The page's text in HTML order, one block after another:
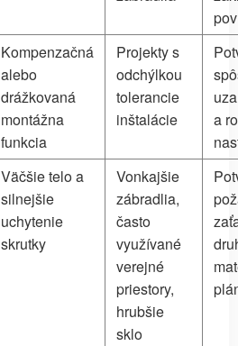
Kompenzačná
alebo
drážkovaná
montážna
funkcia
Projekty s
odchýlkou
tolerancie
inštalácie
a
Väčšie telo a
silnejšie
uchytenie
skrutky
Vonkajšie
zábradlia,
často
využívané
verejné
priestory,
hrubšie
sklo